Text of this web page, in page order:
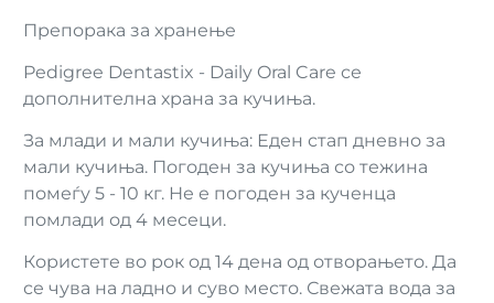
Препорака за хранење
Pedigree Dentastix - Daily Oral Care се
дополнителна храна за кучиња.
За млади и мали кучиња: Еден стап дневно за
мали кучиња. Погоден за кучиња со тежина
помеѓу 5 - 10 кг. Не е погоден за кученца
помлади од 4 месеци.
Користете во рок од 14 дена од отворањето. Да
се чува на ладно и суво место. Свежата вода за